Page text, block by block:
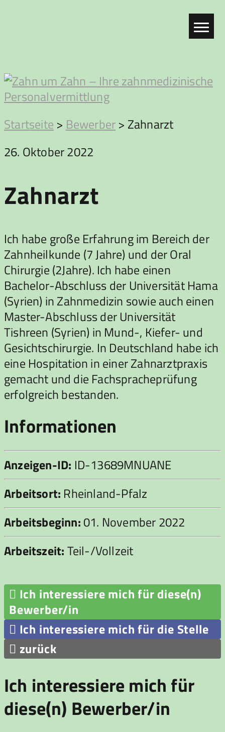
Zahn
um
Zahn
Startseite > Bewerber> Zahnarzt
26. Oktober 2022
Zahnarzt
Ich habe große Erfahrung im Bereich der
Zahnheilkunde (7 Jahre) und der Oral
Chirurgie (2Jahre). Ich habe einen
Bachelor-Abschluss der Universität Hama
(Syrien) in Zahnmedizin sowie auch einen
Master-Abschluss der Universität
Tishreen (Syrien) in Mund-, Kiefer- und
Gesichtschirurgie. In Deutschland habe ich
eine Hospitation in einer Zahnarztpraxis
gemacht und die Fachspracheprüfung
erfolgreich bestanden.
Informationen
Anzeigen-ID: ID-13689MNUANE
Arbeitsort: Rheinland-Pfalz
Arbeitsbeginn:01. November 2022
Arbeitszeit:Teil-/Vollzeit
 Ich interessiere mich für diese(n)
Bewerber/in
 Ich interessiere mich für die Stelle
 zurück
Ich interessiere mich für
diese(n) Bewerber/in